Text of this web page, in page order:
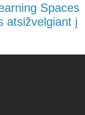
Spaces
atsižvelgiant į